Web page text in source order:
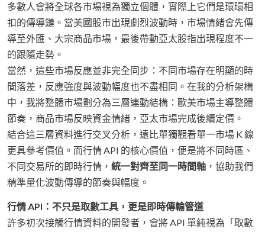
多數人會將全球各市場視為獨立個體，實際上它們是環環相
扣的傳導鏈。當美國股市出現劇烈波動時，市場情緒會先傳
導至外匯、大宗商品市場，最後帶動亞太股指出現程度不一
的跟隨走勢。
當然，這些市場反應並非完全同步：不同市場存在明顯的時
間落差，反應強度與波動幅度也不盡相同。在我的分析架構
中，我將整體市場劃分為三層連動結構：歐美市場主導整體
節奏，商品市場反映資金情緒，亞太市場完成後續定價。
結合這三層資料進行交叉分析，遠比單獨觀看單一市場 K 線
更具參考價值。而行情 API 的核心價值，便是將不同時區、
不同交易所的即時行情， 統一對齊至同一時間軸 ，協助我們
精準量化波動傳導的節奏與幅度。
行情 API：不只是取數工具，更是即時傳輸管道
許多初次接觸行情資料的開發者，會將 API 單純視為「取數